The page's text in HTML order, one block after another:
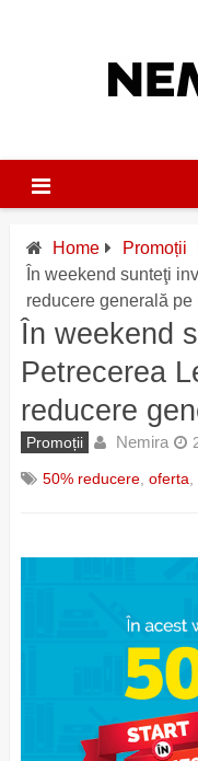
Home
Promoții
În weekend sunteţi
reducere generală pe
În weekend
Petrecerea
reducere
Promoții Nemira
50% reducere, oferta